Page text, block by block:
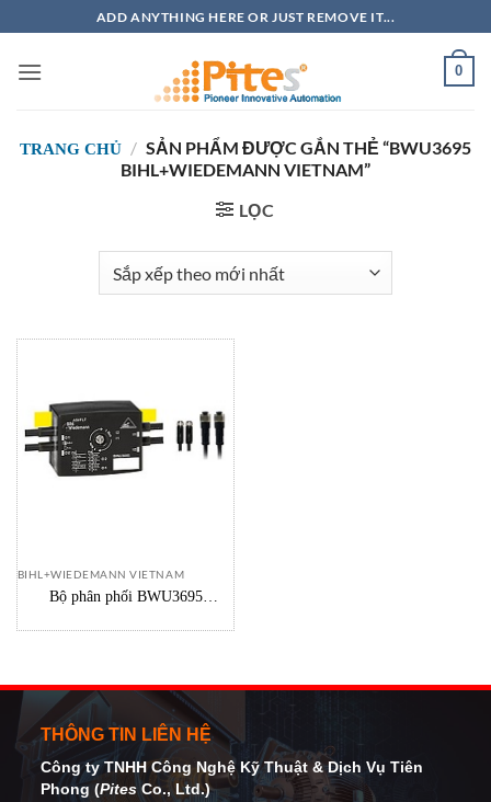
qua
nội
ADD ANYTHING HERE OR JUST REMOVE IT...
0
TRANG CHỦ / SẢN PHẨM ĐƯỢC GẮN THẺ “BWU3695
BIHL+WIEDEMANN VIETNAM”
LỌC
BIHL+WIEDEMANN VIETNAM
Bộ phân phối BWU3695
THÔNG TIN LIÊN HỆ
Công ty TNHH Công Nghệ Kỹ Thuật& Dịch Vụ Tiên
Phong (Pites Co., Ltd.)